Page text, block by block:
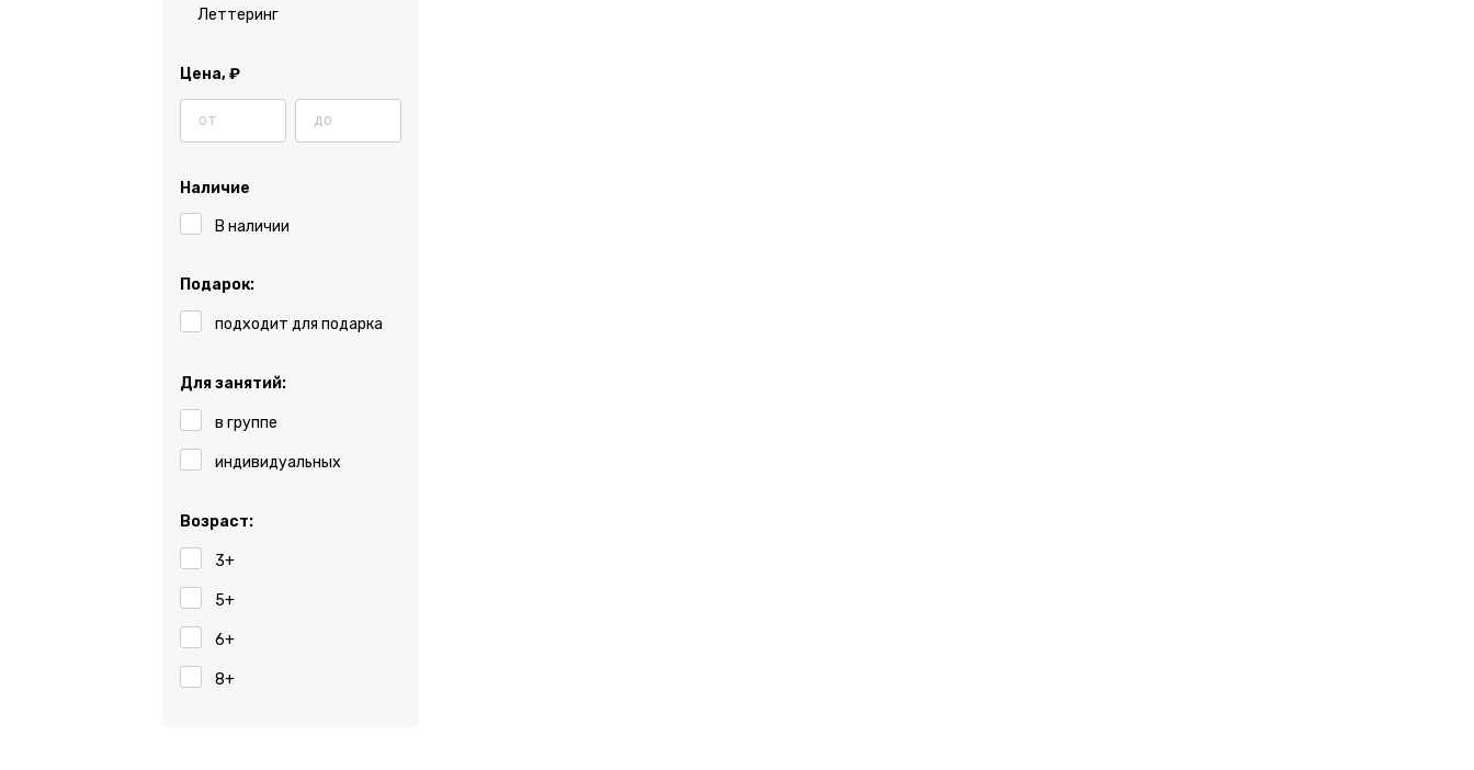
Леттеринг
Цена, ₽
Наличие
В наличии
Подарок:
подходит для подарка
Для занятий:
в группе
индивидуальных
Возраст:
3+
5+
6+
8+